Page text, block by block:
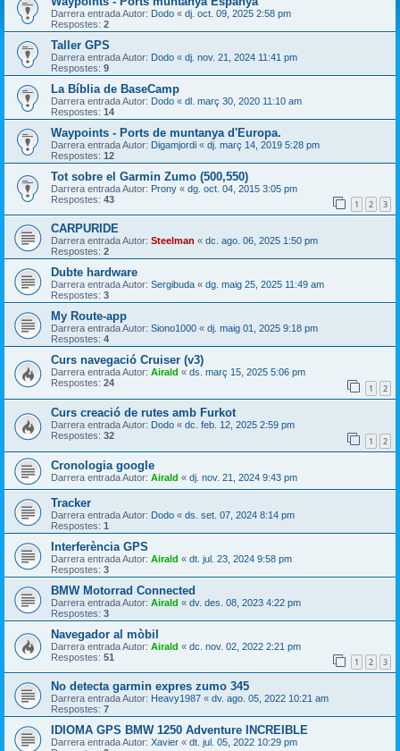
Darrera entrada Autor: Dodo « dj. oct. 09, 2025 2:58 pm
Respostes: 2
Taller GPS
Darrera entrada Autor: Dodo « dj. nov. 21, 2024 11:41 pm
Respostes: 9
La Bíblia de BaseCamp
Darrera entrada Autor: Dodo « dl. març 30, 2020 11:10 am
Respostes: 14
Waypoints - Ports de muntanya d'Europa.
Darrera entrada Autor: Digamjordi « dj. març 14, 2019 5:28 pm
Respostes: 12
Tot sobre el Garmin Zumo (500,550)
Darrera entrada Autor: Prony « dg. oct. 04, 2015 3:05 pm
Respostes: 43 1 2 3
CARPURIDE
Darrera entrada Autor: Steelman « dc. ago. 06, 2025 1:50 pm
Respostes: 2
Dubte hardware
Darrera entrada Autor: Sergibuda « dg. maig 25, 2025 11:49 am
Respostes: 3
My Route-app
Darrera entrada Autor: Siono1000 « dj. maig 01, 2025 9:18 pm
Respostes: 4
Curs navegació Cruiser (v3)
Darrera entrada Autor: Airald « ds. març 15, 2025 5:06 pm
Respostes: 24 1 2
Curs creació de rutes amb Furkot
Darrera entrada Autor: Dodo « dc. feb. 12, 2025 2:59 pm
Respostes: 32 1 2
Cronologia google
Darrera entrada Autor: Airald « dj. nov. 21, 2024 9:43 pm
Tracker
Darrera entrada Autor: Dodo « ds. set. 07, 2024 8:14 pm
Respostes: 1
Interferència GPS
Darrera entrada Autor: Airald « dt. jul. 23, 2024 9:58 pm
Respostes: 3
BMW Motorrad Connected
Darrera entrada Autor: Airald « dv. des. 08, 2023 4:22 pm
Respostes: 3
Navegador al mòbil
Darrera entrada Autor: Airald « dc. nov. 02, 2022 2:21 pm
Respostes: 51 1 2 3
No detecta garmin expres zumo 345
Darrera entrada Autor: Heavy1987 « dv. ago. 05, 2022 10:21 am
Respostes: 7
IDIOMA GPS BMW 1250 Adventure INCREIBLE
Darrera entrada Autor: Xavier « dt. jul. 05, 2022 10:29 pm